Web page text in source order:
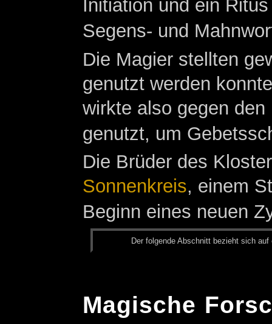
Initiation und ein
Segens- und
Die Magier stellten
genutzt werden
wirkte also gegen
genutzt, um
Die Brüder des
Sonnenkreis, einem
Beginn eines neuen
Der fol­gen­de Ab­schnitt be­zieht sich
Magische